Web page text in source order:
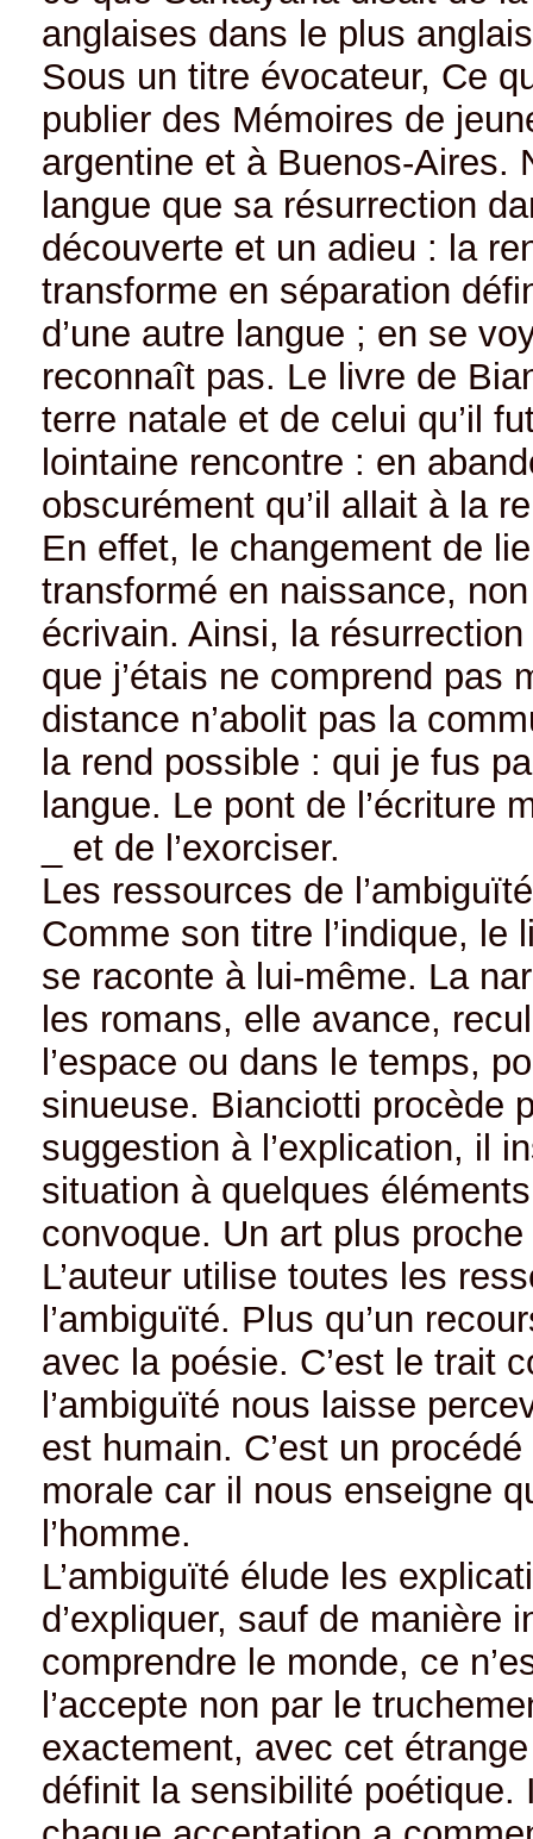
anglaises dans le plus
Sous un titre évocateur, Ce
publier des Mémoires de
argentine et à Buenos-Aires.
langue que sa résurrection
découverte et un adieu : la
transforme en séparation
d’une autre langue ; en se
reconnaît pas. Le livre de
terre natale et de celui qu’il
lointaine rencontre : en
obscurément qu’il allait à la
En effet, le changement de
transformé en naissance,
écrivain. Ainsi, la
que j’étais ne comprend pas
distance n’abolit pas la
la rend possible : qui je fus
langue. Le pont de l’écriture
_ et de l’exorciser.
Les ressources de l’ambiguïté
Comme son titre l’indique, le
se raconte à lui-même. La
les romans, elle avance,
l’espace ou dans le temps,
sinueuse. Bianciotti procède
suggestion à l’explication, il
situation à quelques
convoque. Un art plus
L’auteur utilise toutes les
l’ambiguïté. Plus qu’un
avec la poésie. C’est le trait
l’ambiguïté nous laisse
est humain. C’est un
morale car il nous enseigne
l’homme.
L’ambiguïté élude les
d’expliquer, sauf de manière
comprendre le monde, ce
l’accepte non par le
exactement, avec cet
définit la sensibilité poétique.